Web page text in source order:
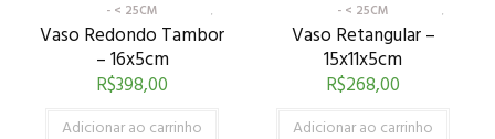
- < 25CM
Vaso Redondo Tambor
– 16x5cm
R$398,00
Adicionar ao carrinho
- < 25CM
Vaso Retangular –
15x11x5cm
R$268,00
Adicionar ao carrinho